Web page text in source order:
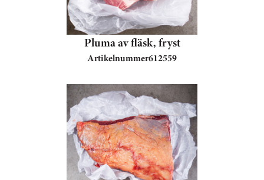
Pluma av fläsk, fryst
Artikelnummer612559